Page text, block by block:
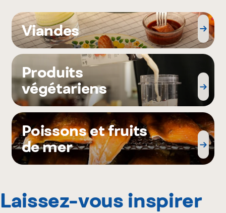
Viandes
Produits
végétariens
Poissons et fruits
de mer
Laissez-vous inspirer